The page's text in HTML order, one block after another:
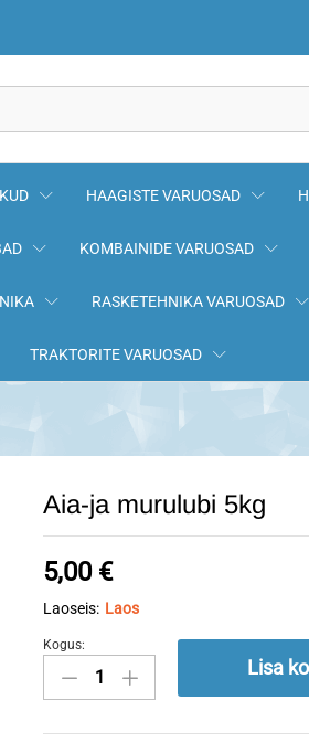
HAAGISTE VARUOSAD
KOMBAINIDE VARUOSAD
RASKETEHNIKA VARUOSAD
TRAKTORITE VARUOSAD
Aia-ja murulubi 5kg
5,00 €
Laoseis: Laos
Aia-
5kg
Kogus:
Lisa